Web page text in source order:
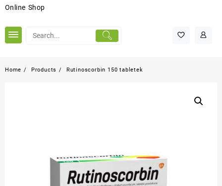
Online Shop
Home Products Rutinoscorbin 150 tabletek